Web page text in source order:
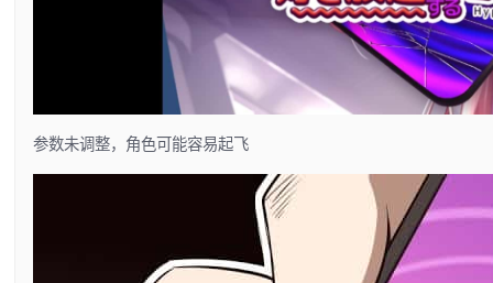
参数未调整，角色可能容易起飞